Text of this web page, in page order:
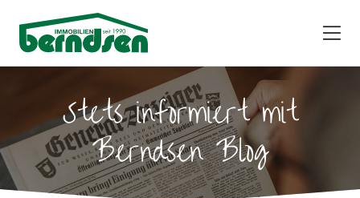
Stets informiert mit
Berndsen Blog